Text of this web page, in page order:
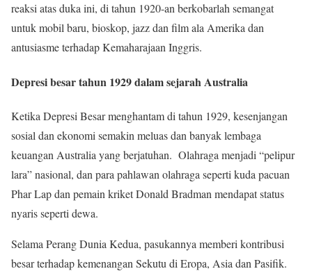
reaksi atas duka ini, di tahun 1920-an berkobarlah semangat
untuk mobil baru, bioskop, jazz dan film ala Amerika dan
antusiasme terhadap Kemaharajaan Inggris.
Depresi besar tahun 1929 dalam sejarah Australia
Ketika Depresi Besar menghantam di tahun 1929, kesenjangan
sosial dan ekonomi semakin meluas dan banyak lembaga
keuangan Australia yang berjatuhan. Olahraga menjadi “pelipur
lara” nasional, dan para pahlawan olahraga seperti kuda pacuan
Phar Lap dan pemain kriket Donald Bradman mendapat status
nyaris seperti dewa.
Selama Perang Dunia Kedua, pasukannya memberi kontribusi
besar terhadap kemenangan Sekutu di Eropa, Asia dan Pasifik.